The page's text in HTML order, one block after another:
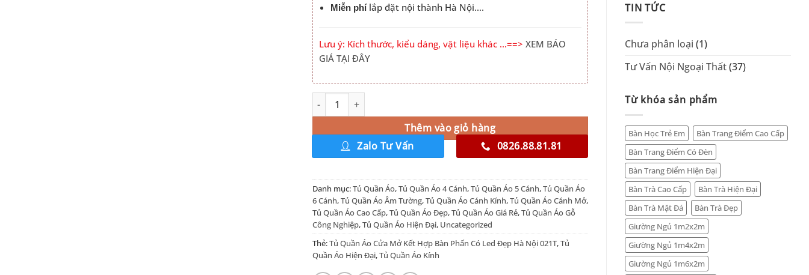
TIN TỨC
Chưa phân loại (1)
Tư Vấn Nội Ngoại Thất(37)
Từ khóa sản phẩm
Bàn Học Trẻ Em
Bàn Trang Điểm Cao Cấp
Bàn Trang Điểm Có Đèn
Bàn Trang Điểm Hiện Đại
Bàn Trà Cao Cấp
Bàn Trà Hiện Đại
Bàn Trà Mặt Đá
Bàn Trà Đẹp
Giường Ngủ 1m2x2m
Giường Ngủ 1m4x2m
Giường Ngủ 1m6x2m
Miễn phílắp đặt nội thành Hà Nội….
Lưu ý: Kích thước, kiểu dáng, vật liệu khác …==> XEM BÁO
GIÁ TẠI ĐÂY
Tủ Quần Áo Cửa Mở Kết Hợp Bàn Phấn Có Led Đẹp Hà Nội 021T số lượng
Thêm vào giỏ hàng
Alternative:
Zalo Tư Vấn 0826.88.81.81
Danh mục:Tủ Quần Áo,Tủ Quần Áo 4 Cánh,Tủ Quần Áo 5 Cánh,Tủ Quần Áo
6 Cánh,Tủ Quần Áo Âm Tường,Tủ Quần Áo Cánh Kính,Tủ Quần Áo Cánh Mở,
Tủ Quần Áo Cao Cấp,Tủ Quần Áo Đẹp,Tủ Quần Áo Giá Rẻ,Tủ Quần Áo Gỗ
Công Nghiệp,Tủ Quần Áo Hiện Đại, Uncategorized
Thẻ:Tủ Quần Áo Cửa Mở Kết Hợp Bàn Phấn Có Led Đẹp Hà Nội 021T,Tủ
Quần Áo Hiện Đại,Tủ Quần Áo Kính